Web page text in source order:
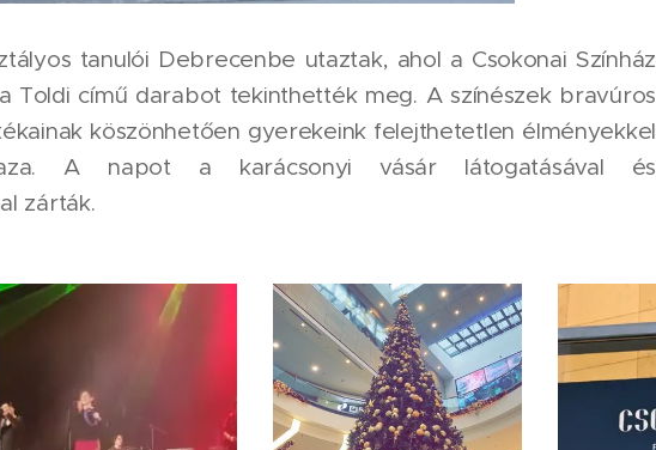
tanulói Debrecenbe utaztak, ahol a Csokonai Színház
Toldi című darabot tekinthették meg. A színészek bravúros
köszönhetően gyerekeink felejthetetlen élményekkel
A napot a karácsonyi vásár látogatásával és
zárták.